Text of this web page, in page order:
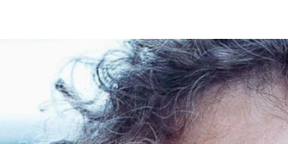
Reputatie & crisis